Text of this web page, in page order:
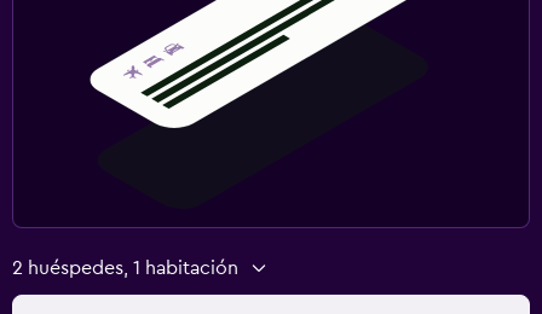
2 huéspedes, 1 habitación